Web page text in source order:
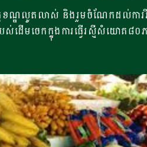
ខណ្ឌលូតលាស់ និងរួមចំណែកដល់កា
បស់ដើមចេកក្នុងការធ្វើរស្មីសំយោ